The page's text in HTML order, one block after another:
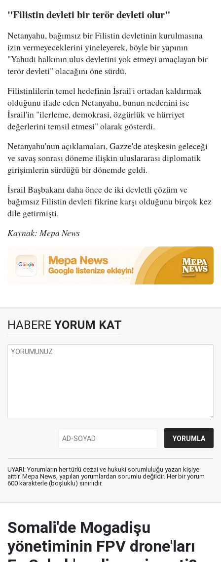
"Filistin devleti bir terör devleti olur"
Netanyahu, bağımsız bir Filistin devletinin kurulmasına
izin vermeyeceklerini yineleyerek, böyle bir yapının
"Yahudi halkının ulus devletini yok etmeyi amaçlayan bir
terör devleti" olacağını öne sürdü.
Filistinlilerin temel hedefinin İsrail'i ortadan kaldırmak
olduğunu ifade eden Netanyahu, bunun nedenini ise
İsrail'in "ilerleme, demokrasi, özgürlük ve hürriyet
değerlerini temsil etmesi" olarak gösterdi.
Netanyahu'nun açıklamaları, Gazze'de ateşkesin geleceği
ve savaş sonrası döneme ilişkin uluslararası diplomatik
girişimlerin sürdüğü bir dönemde geldi.
İsrail Başbakanı daha önce de iki devletli çözüm ve
bağımsız Filistin devleti fikrine karşı olduğunu birçok kez
dile getirmişti.
Kaynak: Mepa News
HABERE YORUM KAT
UYARI: Yorumların her türlü cezai ve hukuki sorumluluğu yazan kişiye
aittir. Mepa News, yapılan yorumlardan sorumlu değildir. Her bir yorum
600 karakterle (boşluklu) sınırlıdır.
Somali'de Mogadişu
yönetiminin FPV drone'ları